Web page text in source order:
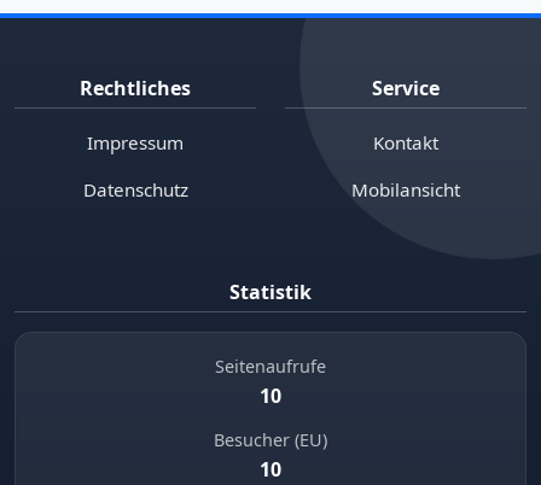
Rechtliches
Impressum
Datenschutz
Service
Kontakt
Mobilansicht
Statistik
Seitenaufrufe
10
Besucher (EU)
10